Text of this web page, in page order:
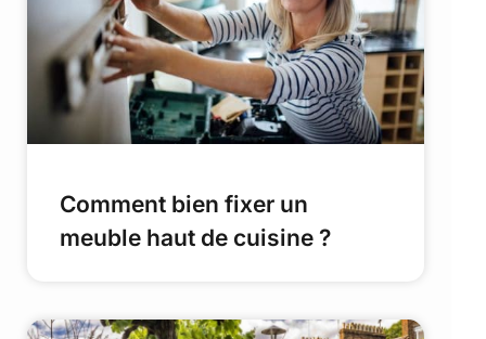
Comment bien fixer un
meuble haut de cuisine ?